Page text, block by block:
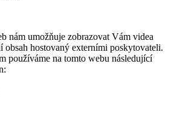
nám umožňuje zobrazovat Vám videa
obsah hostovaný externími poskytovateli.
používáme na tomto webu následující